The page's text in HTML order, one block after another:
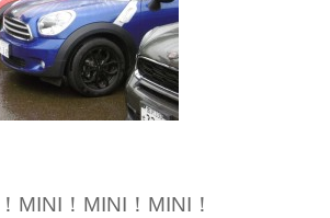
MINI！MINI！MINI！